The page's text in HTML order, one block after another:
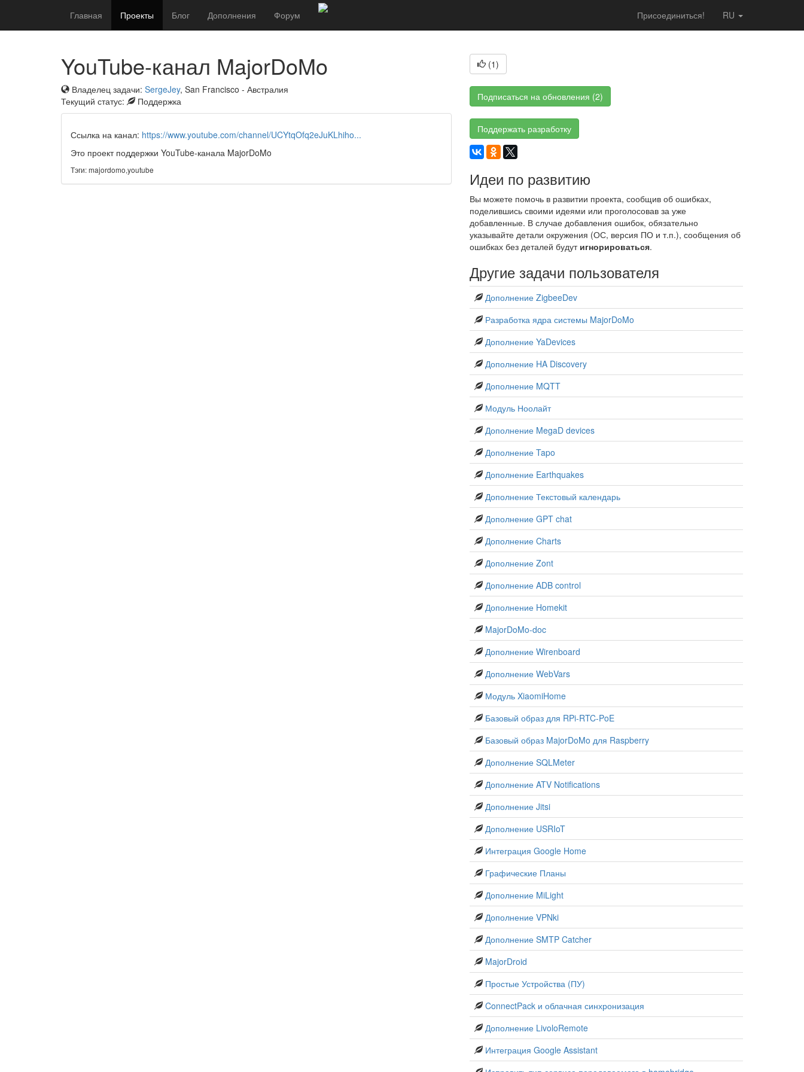
Главная Проекты Блог Дополнения Форум RU
Присоединиться!
YouTube-канал MajorDoMo
Владелец задачи: SergeJey, San Francisco - Австралия
Текущий статус:
Поддержка
Ссылка на канал: https://www.youtube.com/channel/UCYtqOfq2eJuKLhiho...
Это проект поддержки YouTube-канала MajorDoMo
Тэги: majordomo,youtube
(1)
Подписаться на обновления (2)
Поддержать разработку
Идеи по развитию
Вы можете помочь в развитии проекта, сообщив об ошибках,
поделившись своими идеями или проголосовав за уже
добавленные. В случае добавления ошибок, обязательно
указывайте детали окружения (ОС, версия ПО и т.п.), сообщения об
ошибках без деталей будут игнорироваться.
Другие задачи пользователя
Дополнение ZigbeeDev
Разработка ядра системы MajorDoMo
Дополнение YaDevices
Дополнение HA Discovery
Дополнение MQTT
Модуль Ноолайт
Дополнение MegaD devices
Дополнение Tapo
Дополнение Earthquakes
Дополнение Текстовый календарь
Дополнение GPT chat
Дополнение Charts
Дополнение Zont
Дополнение ADB control
Дополнение Homekit
MajorDoMo-doc
Дополнение Wirenboard
Дополнение WebVars
Модуль XiaomiHome
Базовый образ для RPi-RTC-PoE
Базовый образ MajorDoMo для Raspberry
Дополнение SQLMeter
Дополнение ATV Notifications
Дополнение Jitsi
Дополнение USRIoT
Интеграция Google Home
Графические Планы
Дополнение MiLight
Дополнение VPNki
Дополнение SMTP Catcher
MajorDroid
Простые Устройства (ПУ)
ConnectPack и облачная синхронизация
Дополнение LivoloRemote
Интеграция Google Assistant